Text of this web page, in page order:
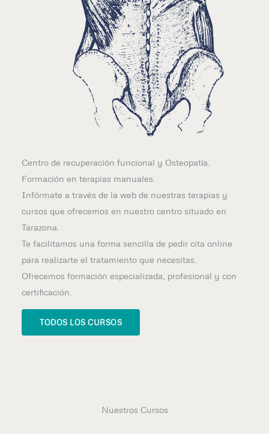
Centro de recuperación funcional y Osteopatía.
Formación en terapias manuales.
Infórmate a través de la web de nuestras terapias y
cursos que ofrecemos en nuestro centro situado en
Tarazona.
Te facilitamos una forma sencilla de pedir cita online
para realizarte el tratamiento que necesitas.
Ofrecemos formación especializada, profesional y con
certificación.
TODOS LOS CURSOS
Nuestros Cursos